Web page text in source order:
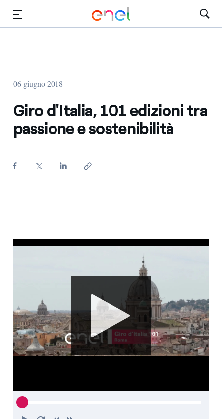
06 giugno 2018
Giro d'Italia, 101 edizioni tra
passione e sostenibilità